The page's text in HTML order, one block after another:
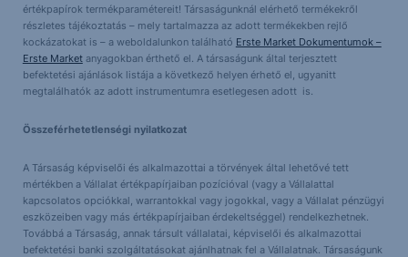
értékpapírok termékparamétereit! Társaságunknál elérhető termékekről
részletes tájékoztatás – mely tartalmazza az adott termékekben rejlő
kockázatokat is – a weboldalunkon található Erste Market Dokumentumok –
Erste Marketanyagokban érthető el. A társaságunk által terjesztett
befektetési ajánlások listája a következő helyen érhető el, ugyanitt
megtalálhatók az adott instrumentumra esetlegesen adott is.
Összeférhetetlenségi nyilatkozat
A Társaság képviselői és alkalmazottai a törvények által lehetővé tett
mértékben a Vállalat értékpapírjaiban pozícióval (vagy a Vállalattal
kapcsolatos opciókkal, warrantokkal vagy jogokkal, vagy a Vállalat pénzügyi
eszközeiben vagy más értékpapírjaiban érdekeltséggel) rendelkezhetnek.
Továbbá a Társaság, annak társult vállalatai, képviselői és alkalmazottai
befektetési banki szolgáltatásokat ajánlhatnak fel a Vállalatnak. Társaságunk